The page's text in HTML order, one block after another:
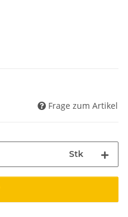
Frage zum Artikel
Stk